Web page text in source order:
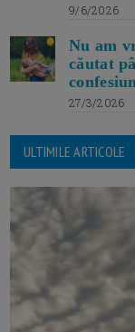
9/6/2026
Nu am
căutat
27/3/2026
ULTIMILE ARTICOLE